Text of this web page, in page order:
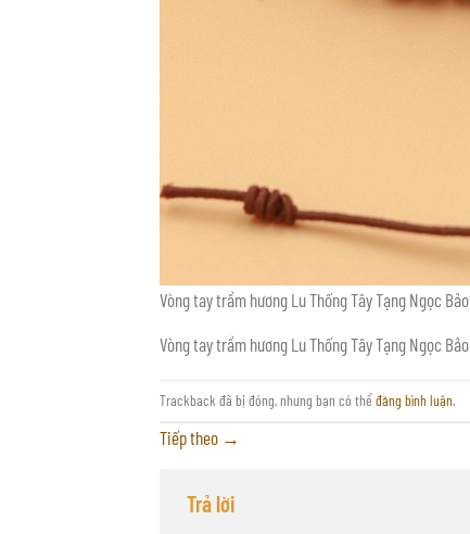
Vòng tay trầm hương Lu Thống Tây Tạng Ngọc Bảo
Vòng tay trầm hương Lu Thống Tây Tạng Ngọc Bảo
Trackback đã bị đóng, nhưng bạn có thểđăng bình luận.
Tiếp theo →
Trả lời